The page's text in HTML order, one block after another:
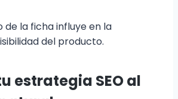
de la ficha influye en la
del producto.
estrategia SEO al